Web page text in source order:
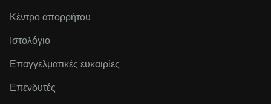
Κέντρο απορρήτου
Ιστολόγιο
Επαγγελματικές ευκαιρίες
Επενδυτές